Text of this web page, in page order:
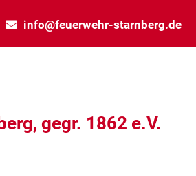
info@feuerwehr-starnberg.de
gegr. 1862 e.V.